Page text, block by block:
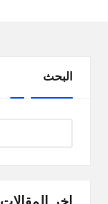
البحث